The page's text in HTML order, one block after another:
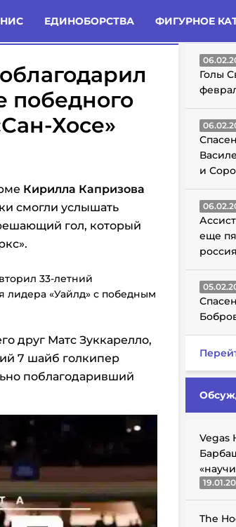
ЕДИНОБОРСТВА ФИГУРНОЕ
Новости
победного
Хосе»
Кирилла Капризова
смогли услышать
гол, который
33-летний
лидера «Уайлд» с победным
друг Матс Зуккарелло,
7 шайб голкипер
поблагодаривший
Голы
и
еще
Vegas
The